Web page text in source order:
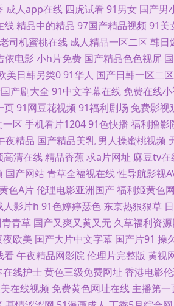
三级av 亚洲AV东方在线 91午夜电影观看 大香
影片 国产在线日韩二区 天堂日本色 www91熊猫
洲国产天堂 99热这里只 韩国偷拍免费观看 亚洲
成人av 97一级影院 黄色网址链接 人妖操人妖
场 91porn蝌蚪 超碰毛片 九一老司机福利 日韩H
五月天 韩国成a韩国免费 熟女熟妇BBw 大香蕉伊
不卡 日韩色情影院 91福利导航大全 国內精品久
97搞97干在线 韩日色图 日本aⅴ在线 91宝儿视频
国产 国产精品久草不停
成人app在线 四虎试看91男女 国产男
线精品中的精品 97国产精品视频 91美
老司机蜜桃在线 成人精品一区二区 韩日
依电影 小h片免费 国产精品色色视屏
美日韩另类091华人 国产日韩一区二区
产剧大全 91中文字幕在线 免费在线
页91网豆花视频 91福利剧场 免费影视
一区 手机看片120491色快播 福利撸影
夜精品 国产精品美乳 男人操蜜桃视频
高清在线精品香蕉求a片网址 麻豆tv在
国产网站青草全福视在线性导航影视
色A片伦理电影亚洲国产福利姬黄色
人影片h 91色婷婷瑟色 东京热狠狠草
青草 国产又爽又黄又无 久草福利资
夜欧美 国产大片中文字幕 国产片91 操
看午夜精品网影院伦理片完整版 黄视
在线护士黄色三级免费网址 香港电影
在线视频 免费黄色网址在线 主播第一